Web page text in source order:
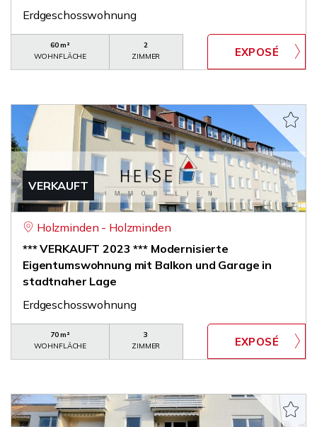
Erdgeschosswohnung
60 m²
WOHNFLÄCHE
2
ZIMMER
VERKAUFT
Holzminden - Holzminden
*** VERKAUFT 2023 *** Modernisierte
Eigentumswohnung mit Balkon und Garage in
stadtnaher Lage
Erdgeschosswohnung
70 m²
WOHNFLÄCHE
3
ZIMMER